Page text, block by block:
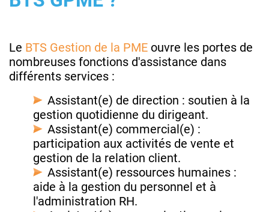
Le BTS Gestion de la PME ouvre les portes de
nombreuses fonctions d'assistance dans
différents services :
Assistant(e) de direction : soutien à la
gestion quotidienne du dirigeant.
Assistant(e) commercial(e) :
participation aux activités de vente et
gestion de la relation client.
Assistant(e) ressources humaines :
aide à la gestion du personnel et à
l'administration RH.